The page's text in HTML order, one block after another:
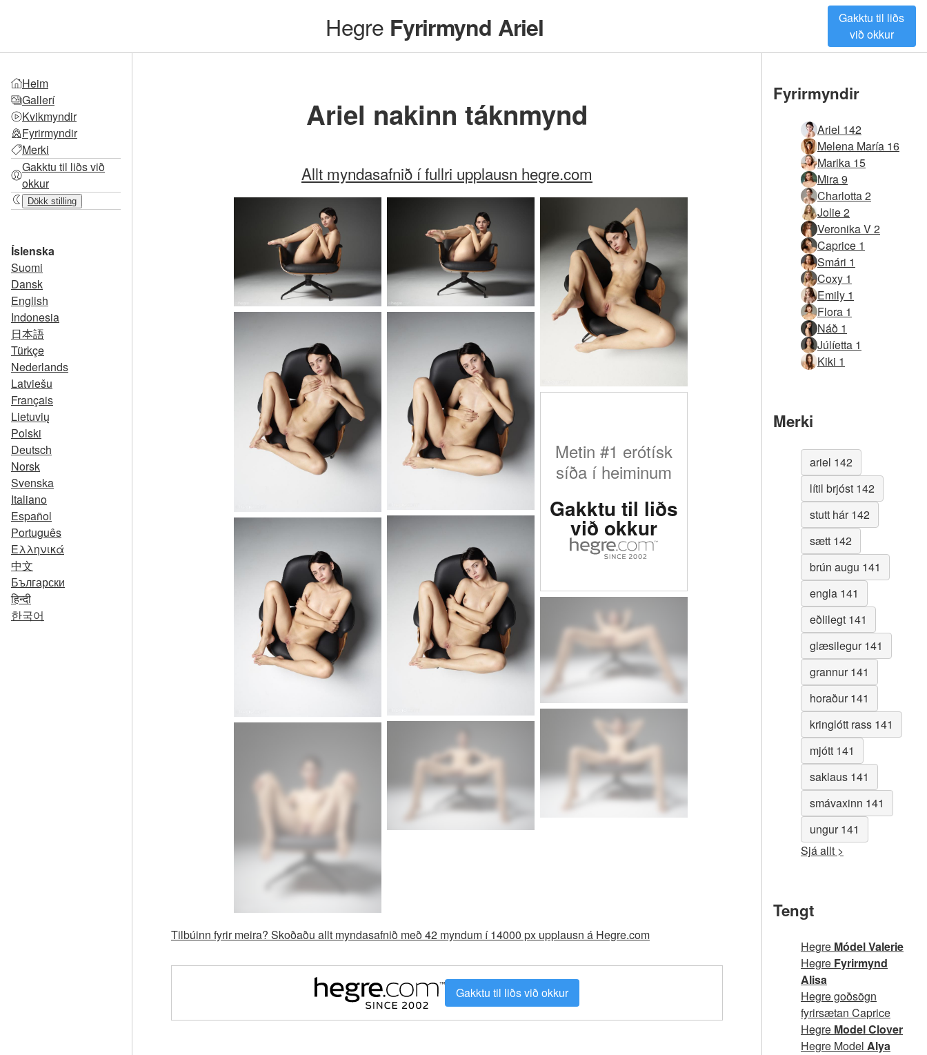
Hegre Fyrirmynd Ariel
Gakktu til liðs
við okkur
Heim
Gallerí
Kvikmyndir
Fyrirmyndir
Merki
Gakktu til liðs við
okkur
Dökk stilling
Íslenska
Suomi
Dansk
English
Indonesia
日本語
Türkçe
Nederlands
Latviešu
Français
Lietuvių
Polski
Deutsch
Norsk
Svenska
Italiano
Español
Português
Ελληνικά
中文
Български
हिन्दी
한국어
Ariel nakinn táknmynd
Allt myndasafnið í fullri upplausn hegre.com
Metin #1 erótísk
síða í heiminum
Gakktu til liðs
við okkur
Tilbúinn fyrir meira? Skoðaðu allt myndasafnið með 42 myndum í 14000 px upplausn á Hegre.com
Gakktu til liðs við okkur
Fyrirmyndir
Ariel 142
Melena María 16
Marika 15
Mira 9
Charlotta 2
Jolie 2
Veronika V 2
Caprice 1
Smári 1
Coxy 1
Emily 1
Flora 1
Náð 1
Júlíetta 1
Kiki 1
Merki
ariel 142
lítil brjóst 142
stutt hár 142
sætt 142
brún augu 141
engla 141
eðlilegt 141
glæsilegur 141
grannur 141
horaður 141
kringlótt rass 141
mjótt 141
saklaus 141
smávaxinn 141
ungur 141
Sjá allt >
Tengt
Hegre Módel Valerie
Hegre Fyrirmynd
Alisa
Hegre goðsögn
fyrirsætan Caprice
Hegre Model Clover
Hegre Model Alya